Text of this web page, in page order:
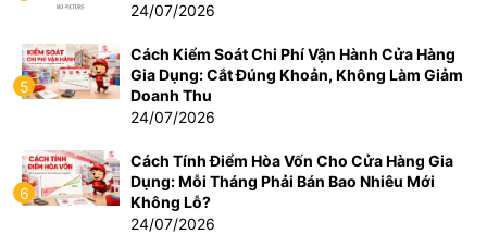
24/07/2026
5
Cách Kiểm Soát Chi Phí Vận Hành Cửa Hàng
Gia Dụng: Cắt Đúng Khoản, Không Làm Giảm
Doanh Thu
24/07/2026
6
Cách Tính Điểm Hòa Vốn Cho Cửa Hàng Gia
Dụng: Mỗi Tháng Phải Bán Bao Nhiêu Mới
Không Lỗ?
24/07/2026